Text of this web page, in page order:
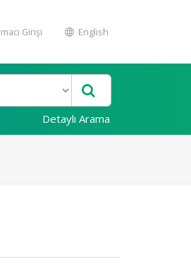
Girişi English
Detaylı Arama